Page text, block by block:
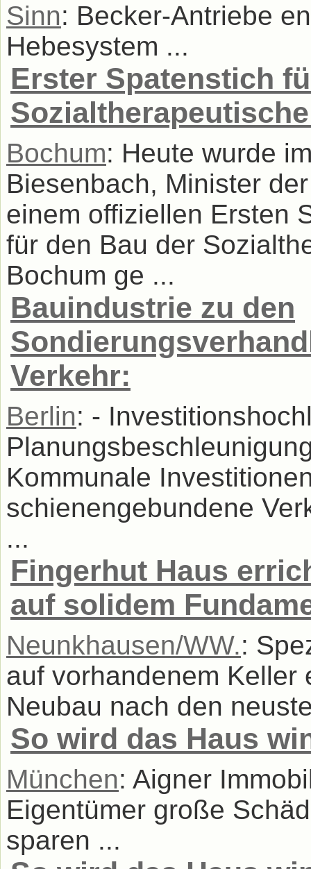
Sinn: Becker-Antriebe
Hebesystem ...
Erster Spatenstich
Bochum: Heute wurde
Biesenbach, Minister
einem offiziellen Ersten
für den Bau der
Bochum ge ...
Bauindustrie zu den
Verkehr:
Berlin: -
Kommunale
schienengebundene
...
Fingerhut Haus
auf solidem
Neunkhausen/WW.:
auf vorhandenem Keller
Neubau nach den
So wird das Haus
München: Aigner
Eigentümer große
sparen ...